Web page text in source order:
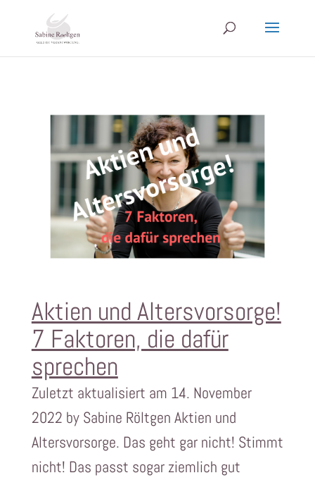
Aktien und Altersvorsorge!
7 Faktoren, die dafür
sprechen
Zuletzt aktualisiert am 14. November
2022 by Sabine Röltgen Aktien und
Altersvorsorge. Das geht gar nicht! Stimmt
nicht! Das passt sogar ziemlich gut